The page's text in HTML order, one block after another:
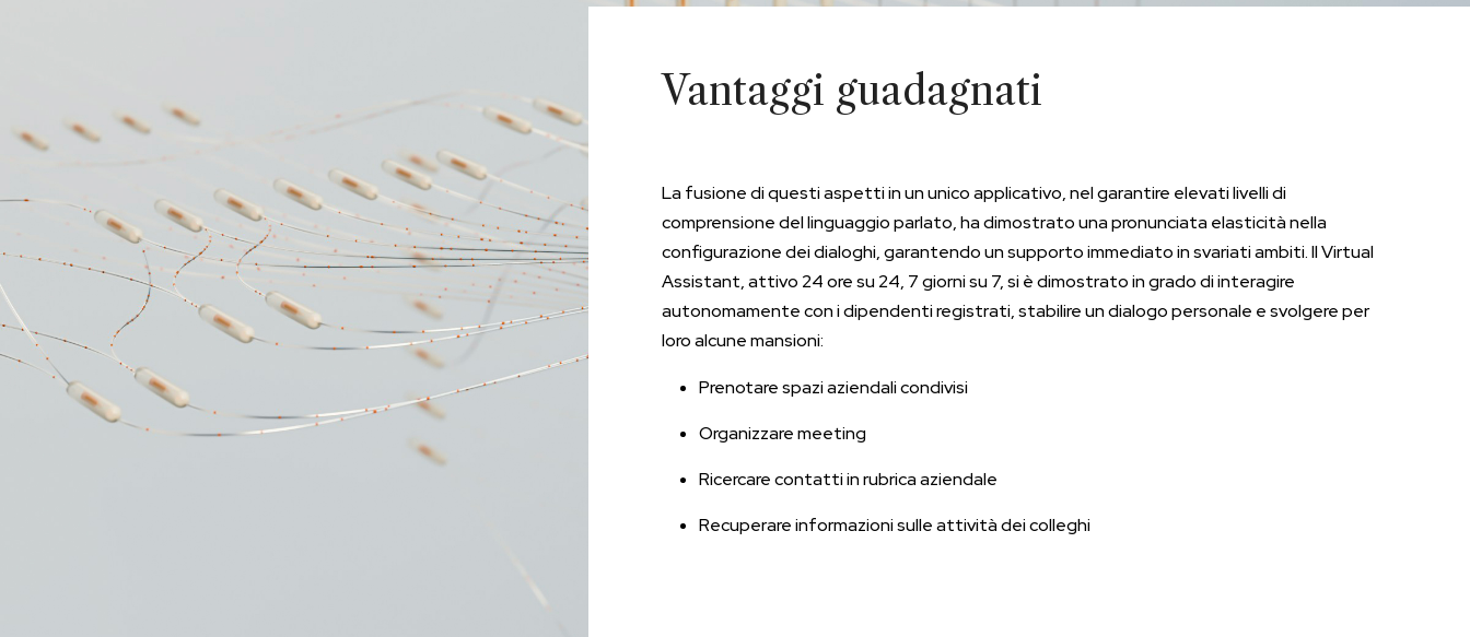
Vantaggi guadagnati
La fusione di questi aspetti in un unico applicativo, nel garantire elevati livelli di
comprensione del linguaggio parlato, ha dimostrato una pronunciata elasticità nella
configurazione dei dialoghi, garantendo un supporto immediato in svariati ambiti. Il Virtual
Assistant, attivo 24 ore su 24, 7 giorni su 7, si è dimostrato in grado di interagire
autonomamente con i dipendenti registrati, stabilire un dialogo personale e svolgere per
loro alcune mansioni:
Prenotare spazi aziendali condivisi
Organizzare meeting
Ricercare contatti in rubrica aziendale
Recuperare informazioni sulle attività dei colleghi